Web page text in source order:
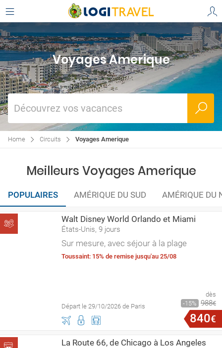
Voyages Amerique
Découvrez vos vacances
Home Circuits Voyages Amerique
Meilleurs Voyages Amerique
POPULAIRES AMÉRIQUE DU SUD AMÉRIQUE DU
Walt Disney World Orlando et Miami
États-Unis, 9 jours
Sur mesure, avec séjour à la plage
Toussaint: 15% de remise jusqu'au 25/08
Départ le 29/10/2026 de Paris
dès
15
988€
840€
La Route 66, de Chicago à Los Angeles